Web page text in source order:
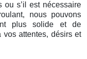
ou s’il est nécessaire
nous pouvons
plus solide et de
vos attentes, désirs et